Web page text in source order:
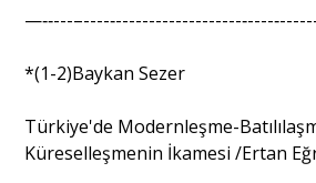
—‐‐---–----‐-------------------‐----
*(1-2)Baykan Sezer
Türkiye'de Modernleşme-
Küreselleşmenin İkamesi /Ertan